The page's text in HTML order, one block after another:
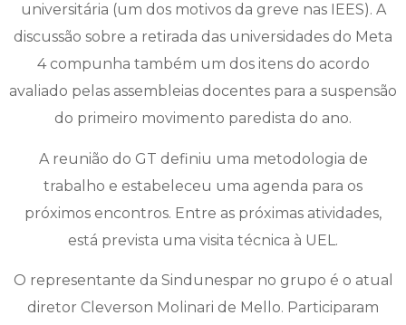
universitária (um dos motivos da greve nas IEES). A
discussão sobre a retirada das universidades do Meta
4 compunha também um dos itens do acordo
avaliado pelas assembleias docentes para a suspensão
do primeiro movimento paredista do ano.
A reunião do GT definiu uma metodologia de
trabalho e estabeleceu uma agenda para os
próximos encontros. Entre as próximas atividades,
está prevista uma visita técnica à UEL.
O representante da Sindunespar no grupo é o atual
diretor Cleverson Molinari de Mello. Participaram